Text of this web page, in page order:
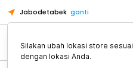
Jabodetabek ganti
Alat Kopi
Silakan ubah lokasi store sesuai
dengan lokasi Anda.